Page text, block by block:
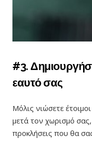
#3.
εαυτό σας
Μόλις νιώσετε
μετά τον χωρισμό σας,
προκλήσεις που θα